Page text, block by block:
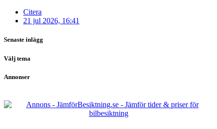
Citera
21 jul 2026, 16:41
Senaste inlägg
Välj tema
Annonser